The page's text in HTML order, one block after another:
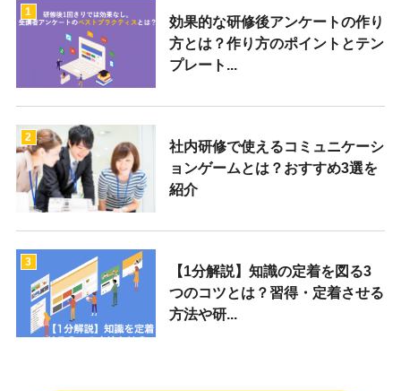
1
効果的な研修後アンケートの作り
方とは？作り方のポイントとテン
プレート...
2
社内研修で使えるコミュニケーシ
ョンゲームとは？おすすめ3選を
紹介
3
【1分解説】知識の定着を図る3
つのコツとは？習得・定着させる
方法や研...